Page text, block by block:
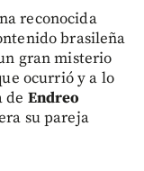
reconocida
brasileña
gran misterio
ocurrió y a lo
de Endreo
su pareja